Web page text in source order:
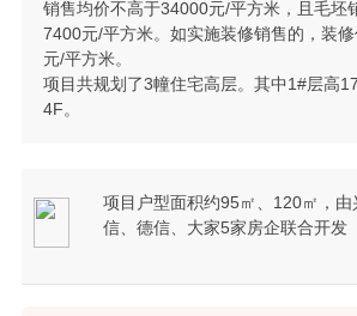
销售均价不高于34000元/平方米，且毛坯
7400元/平方米。如实施装修销售的，装
元/平方米。
项目共规划了3幢住宅高层。其中1#层高
4F。
项目户型面积约95㎡、120㎡，由
信、德信、大家5家房企联合开发